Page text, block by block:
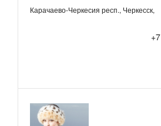
Карачаево-Черкесия респ., Черкесск,
+7